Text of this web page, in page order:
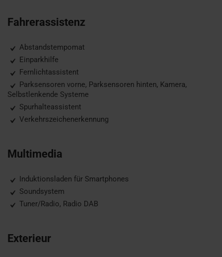
Fahrerassistenz
Abstandstempomat
Einparkhilfe
Fernlichtassistent
Parksensoren vorne, Parksensoren hinten, Kamera,
Selbstlenkende Systeme
Spurhalteassistent
Verkehrszeichenerkennung
Multimedia
Induktionsladen für Smartphones
Soundsystem
Tuner/Radio, Radio DAB
Exterieur